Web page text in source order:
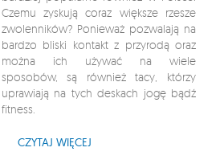
Czemu zyskują coraz większe rzesze
zwolenników? Ponieważ pozwalają na
bardzo bliski kontakt z przyrodą oraz
można ich używać na wiele
sposobów, są również tacy, którzy
uprawiają na tych deskach jogę bądź
fitness.
CZYTAJ WIĘCEJ